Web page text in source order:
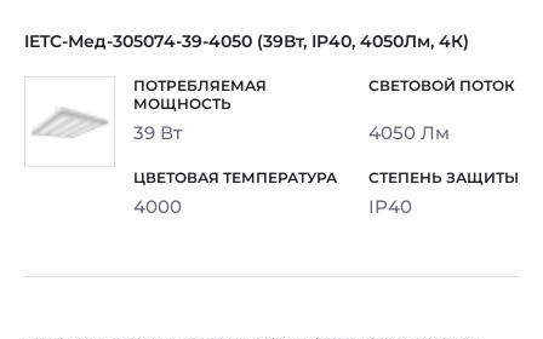
IETC-Мед-305074-39-4050 (39Вт, IP40, 4050Лм, 4К)
39 Вт 4050 Лм
4000 IP40